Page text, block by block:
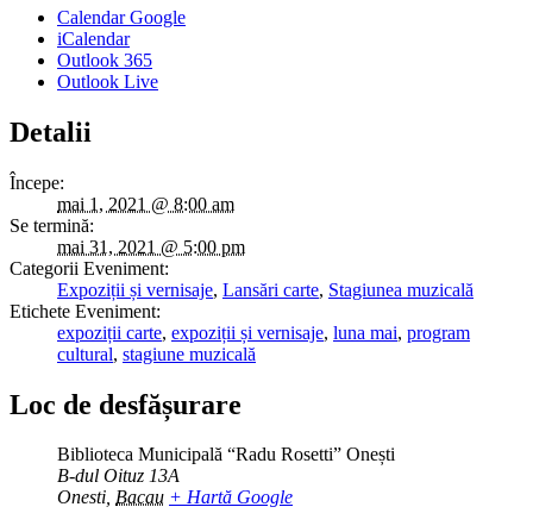
Calendar Google
iCalendar
Outlook 365
Outlook Live
Detalii
Începe:
mai 1, 2021 @ 8:00 am
Se termină:
mai 31, 2021 @ 5:00 pm
Categorii Eveniment:
Expoziții și vernisaje, Lansări carte, Stagiunea muzicală
Etichete Eveniment:
expoziții carte, expoziții și vernisaje, luna mai, program
cultural, stagiune muzicală
Loc de desfășurare
Biblioteca Municipală “Radu Rosetti” Onești
B-dul Oituz 13A
Onesti, Bacau + Hartă Google